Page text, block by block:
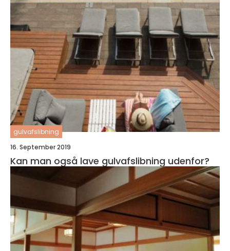
gulvafslibning
16. September 2019
Kan man også lave gulvafslibning udenfor?